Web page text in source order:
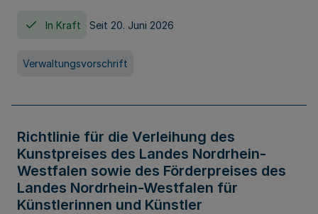
In Kraft Seit 20. Juni 2026
Verwaltungsvorschrift
Richtlinie für die Verleihung des
Kunstpreises des Landes Nordrhein-
Westfalen sowie des Förderpreises des
Landes Nordrhein-Westfalen für
Künstlerinnen und Künstler